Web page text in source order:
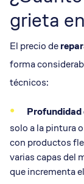
grieta
El precio de
forma
técnicos:
Profundidad
solo a la pintura
con productos
varias capas del
que incrementa